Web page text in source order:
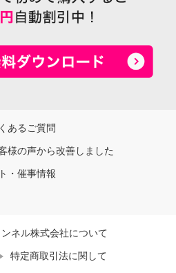
あるご質問
様の声から改善しました
・催事情報
ネル株式会社について
特定商取引法に関して